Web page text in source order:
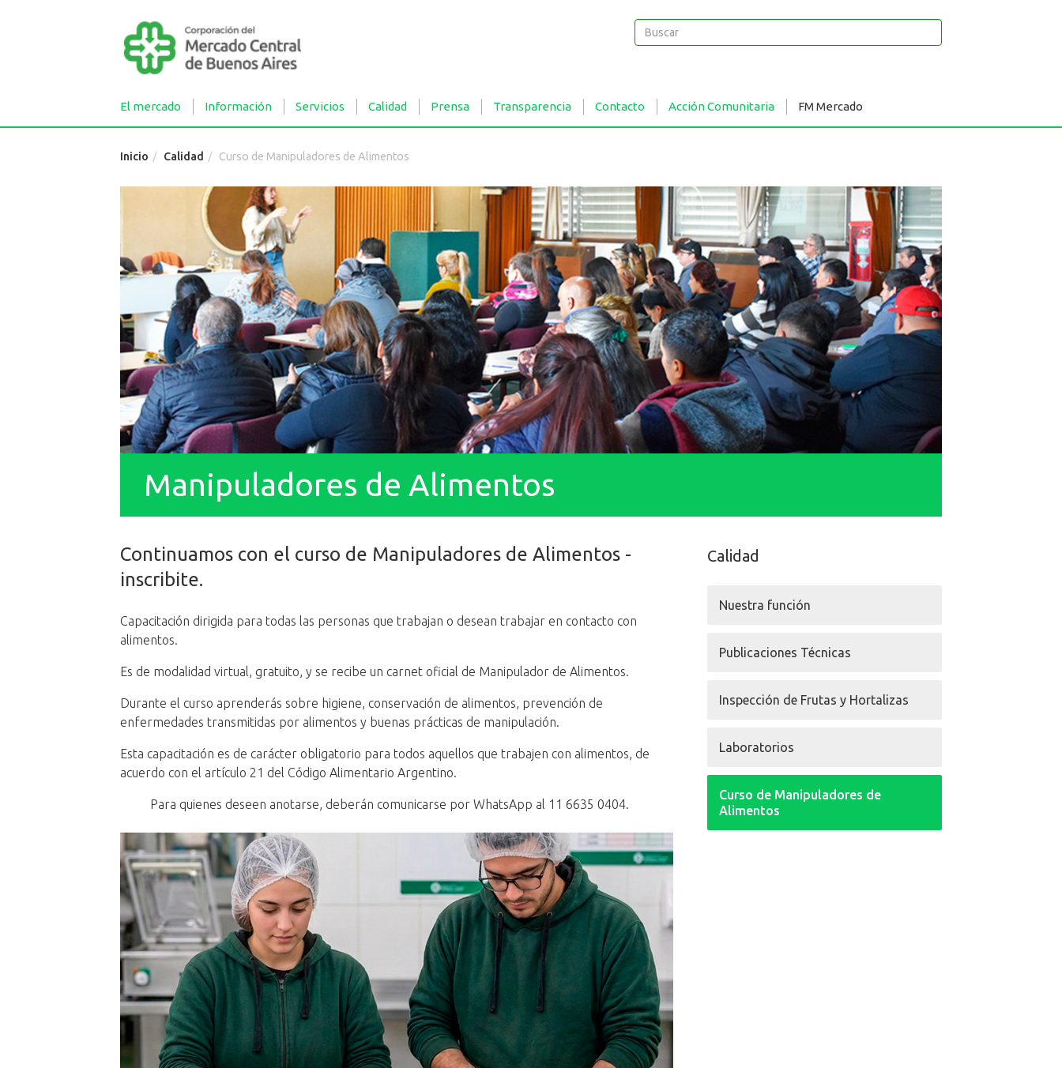
Buscar
Buscar
El mercado Información Servicios Calidad Prensa Transparencia Contacto Acción Comunitaria FM Mercado
Inicio Calidad Curso de Manipuladores de Alimentos
Manipuladores de Alimentos
Continuamos con el curso de Manipuladores de Alimentos -
inscribite.
Capacitación dirigida para todas las personas que trabajan o desean trabajar en contacto con
alimentos.
Es de modalidad virtual, gratuito, y se recibe un carnet oficial de Manipulador de Alimentos.
Durante el curso aprenderás sobre higiene, conservación de alimentos, prevención de
enfermedades transmitidas por alimentos y buenas prácticas de manipulación.
Esta capacitación es de carácter obligatorio para todos aquellos que trabajen con alimentos, de
acuerdo con el artículo 21 del Código Alimentario Argentino.
Para quienes deseen anotarse, deberán comunicarse por WhatsApp al 11 6635 0404.
Calidad
Nuestra función
Publicaciones Técnicas
Inspección de Frutas y Hortalizas
Laboratorios
Curso de Manipuladores de
Alimentos